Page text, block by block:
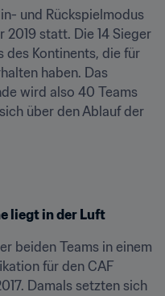
und Rückspielmodus
2019 statt. Die 14 Sieger
des Kontinents, die für
haben. Das
wird also 40 Teams
über den Ablauf der
liegt in der Luft
beiden Teams in einem
für den CAF
Damals setzten sich